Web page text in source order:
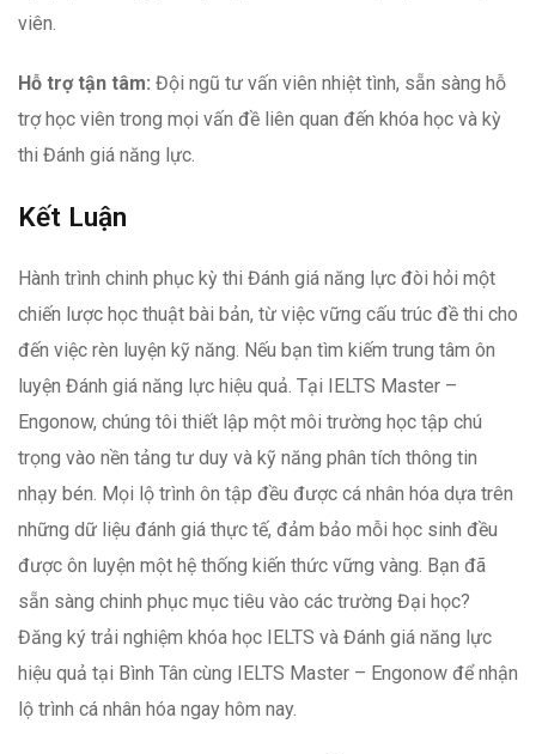
viên.
Hỗ trợ tận tâm: Đội ngũ tư vấn viên nhiệt tình, sẵn sàng hỗ
trợ học viên trong mọi vấn đề liên quan đến khóa học và kỳ
thi Đánh giá năng lực.
Kết Luận
Hành trình chinh phục kỳ thi Đánh giá năng lực đòi hỏi một
chiến lược học thuật bài bản, từ việc vững cấu trúc đề thi cho
đến việc rèn luyện kỹ năng. Nếu bạn tìm kiếm trung tâm ôn
luyện Đánh giá năng lực hiệu quả. Tại IELTS Master –
Engonow, chúng tôi thiết lập một môi trường học tập chú
trọng vào nền tảng tư duy và kỹ năng phân tích thông tin
nhạy bén. Mọi lộ trình ôn tập đều được cá nhân hóa dựa trên
những dữ liệu đánh giá thực tế, đảm bảo mỗi học sinh đều
được ôn luyện một hệ thống kiến thức vững vàng. Bạn đã
sẵn sàng chinh phục mục tiêu vào các trường Đại học?
Đăng ký trải nghiệm khóa học IELTS và Đánh giá năng lực
hiệu quả tại Bình Tân cùng IELTS Master – Engonow để nhận
lộ trình cá nhân hóa ngay hôm nay.